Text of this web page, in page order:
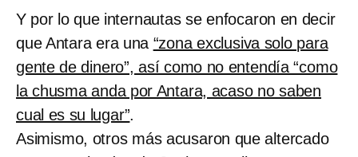
Y por lo que internautas se enfocaron en decir
que Antara era una “zona exclusiva solo para
gente de dinero”, así como no entendía “como
la chusma anda por Antara, acaso no saben
cual es su lugar”.
Asimismo, otros más acusaron que altercado